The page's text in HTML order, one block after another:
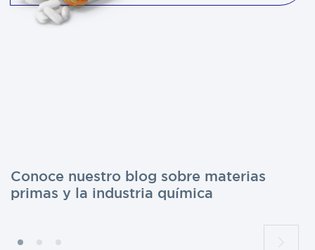
Conoce nuestro blog sobre materias
primas y la industria química